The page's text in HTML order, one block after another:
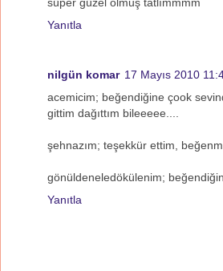
süper güzel olmuş tatlımmmm
Yanıtla
nilgün komar 17 Mayıs 2010
acemicim; beğendiğine çook
gittim dağıttım bileeeee....
şehnazım; teşekkür ettim,
gönüldeneledökülenim;
Yanıtla